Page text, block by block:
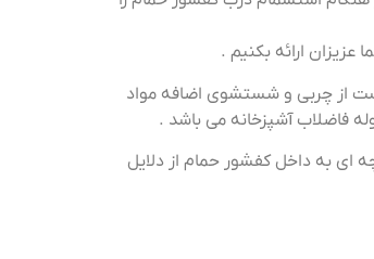
ارائه بکنیم .
کفشور 2 – استفاده بیش از حد و مختلف از مواد شیمیایی شوینده 3 – استفاده نادرست از چربی و شستشوی اضافه مواد
ای به داخل کفشور حمام از دلایل